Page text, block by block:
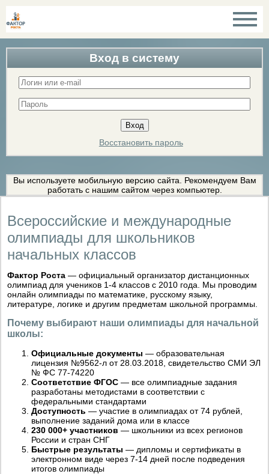
Вход в систему
Восстановить пароль
Вы используете мобильную версию сайта. Рекомендуем Вам
работать с нашим сайтом через компьютер.
Всероссийские и международные
олимпиады для школьников
начальных классов
Фактор Роста — официальный организатор дистанционных
олимпиад для учеников 1-4 классов с 2010 года. Мы проводим
онлайн олимпиады по математике, русскому языку,
литературе, логике и другим предметам школьной программы.
Почему выбирают наши олимпиады для начальной
школы:
Официальные документы — образовательная
лицензия №9562-л от 28.03.2018, свидетельство СМИ ЭЛ
№ ФС 77-74220
Соответствие ФГОС — все олимпиадные задания
разработаны методистами в соответствии с
федеральными стандартами
Доступность — участие в олимпиадах от 74 рублей,
выполнение заданий дома или в классе
230 000+ участников — школьники из всех регионов
России и стран СНГ
Быстрые результаты — дипломы и сертификаты в
электронном виде через 7-14 дней после подведения
итогов олимпиады